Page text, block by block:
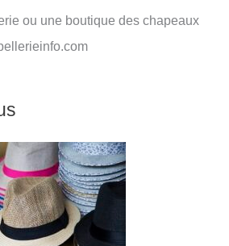
ou une boutique des chapeaux